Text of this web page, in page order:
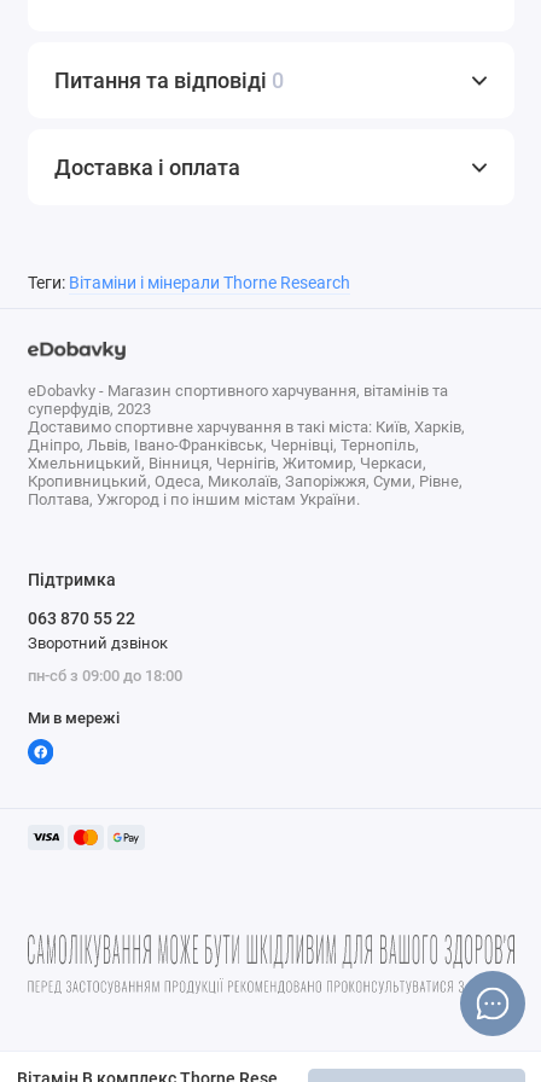
групи B, забезпечуючи вас комплексом вітамінів В з
Рекомендації по Застосуванню
день або за призначенням лікаря.
Гіпромелоза (отримана з целюлози), капсула,
целюлоза, діоксид кремнію, лаурат кальцію.
попередження
Перш ніж використовувати даний продукт під час
вагітності, проконсультуйтеся зі своїм лікуючим
Тіамін (як Thiamin HCl) 40 мг 3333%
Рибофлавін (25 мг у вигляді
30 мг 2308%
Питання та відповіді 0
Доставка і оплата
Теги: Вітаміни і мінерали Thorne Research
eDobavky - Магазин спортивного харчування, вітамінів та
суперфудів, 2023
Доставимо спортивне харчування в такі міста: Київ, Харків,
Дніпро, Львів, Івано-Франківськ, Чернівці, Тернопіль,
Хмельницький, Вінниця, Чернігів, Житомир, Черкаси,
Кропивницький, Одеса, Миколаїв, Запоріжжя, Суми, Рівне,
Полтава, Ужгород і по іншим містам України.
Підтримка
063 870 55 22
Зворотний дзвінок
пн-сб з 09:00 до 18:00
Ми в мережі